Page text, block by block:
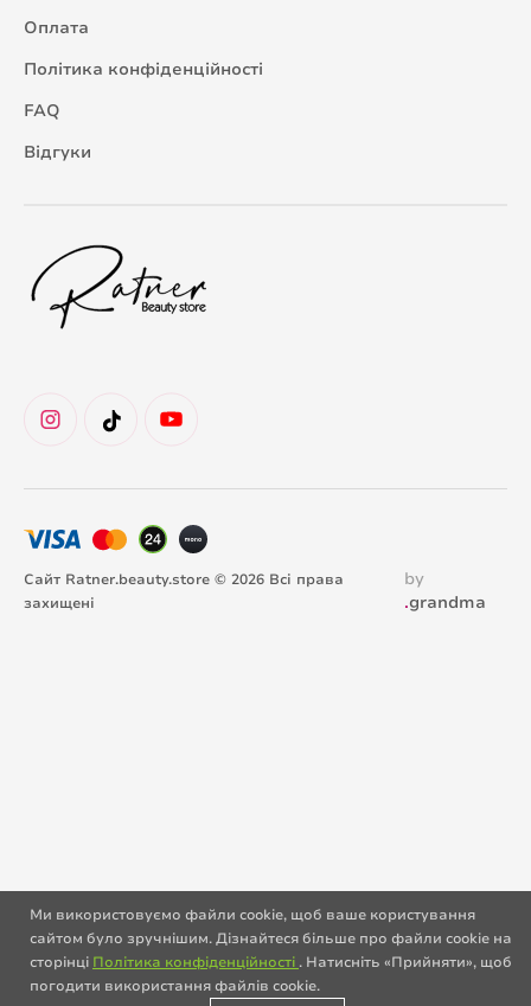
Оплата
Політика конфіденційності
FAQ
Відгуки
Сайт Ratner.beauty.store © 2026 Всі права
захищені
by
.grandma
Ми використовуємо файли cookie, щоб ваше користування
сайтом було зручнішим. Дізнайтеся більше про файли cookie на
сторінці Політика конфіденційності . Натисніть «Прийняти», щоб
погодити використання файлів cookie.